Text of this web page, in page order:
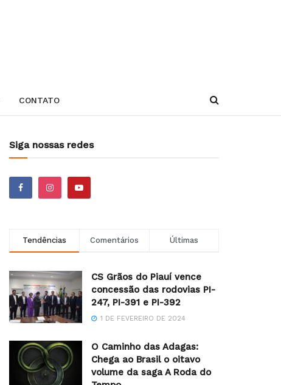
CONTATO
Siga nossas redes
Tendências Comentários Últimas
CS Grãos do Piauí vence
concessão das rodovias PI-
247, PI-391 e PI-392
1 DE FEVEREIRO DE 2024
O Caminho das Adagas:
Chega ao Brasil o oitavo
volume da saga A Roda do